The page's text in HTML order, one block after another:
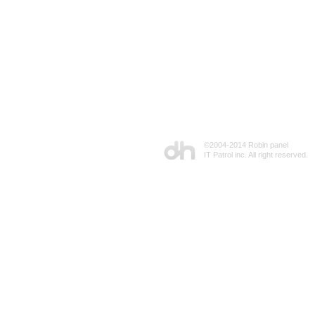
©2004-2014 Robin panel
IT Patrol inc. All right reserved.